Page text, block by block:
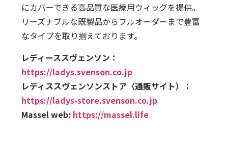
にカバーできる高品質な医療用ウィッグを提供。
リーズナブルな既製品からフルオーダーまで豊富
なタイプを取り揃えております。
レディーススヴェンソン：
https://ladys.svenson.co.jp
レディススヴェンソンストア（通販サイト）：
https://ladys-store.svenson.co.jp
Massel web: https://massel.life